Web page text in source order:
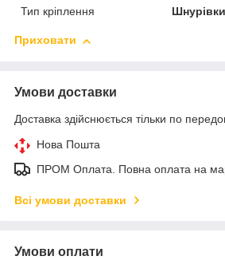
Тип кріплення
Шнурівки
Приховати
Умови доставки
Доставка здійснюється тільки по
Нова Пошта
ПРОМ Оплата. Повна оплата на
Всі умови доставки
Умови оплати